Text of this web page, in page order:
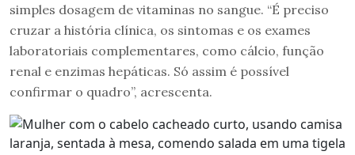
simples dosagem de vitaminas no sangue. “É preciso
cruzar a história clínica, os sintomas e os exames
laboratoriais complementares, como cálcio, função
renal e enzimas hepáticas. Só assim é possível
confirmar o quadro”, acrescenta.